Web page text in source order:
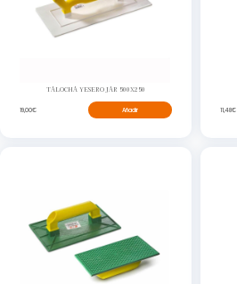
TALOCHA YESERO JAR 500X250
19,00€ Añadir 11,48€